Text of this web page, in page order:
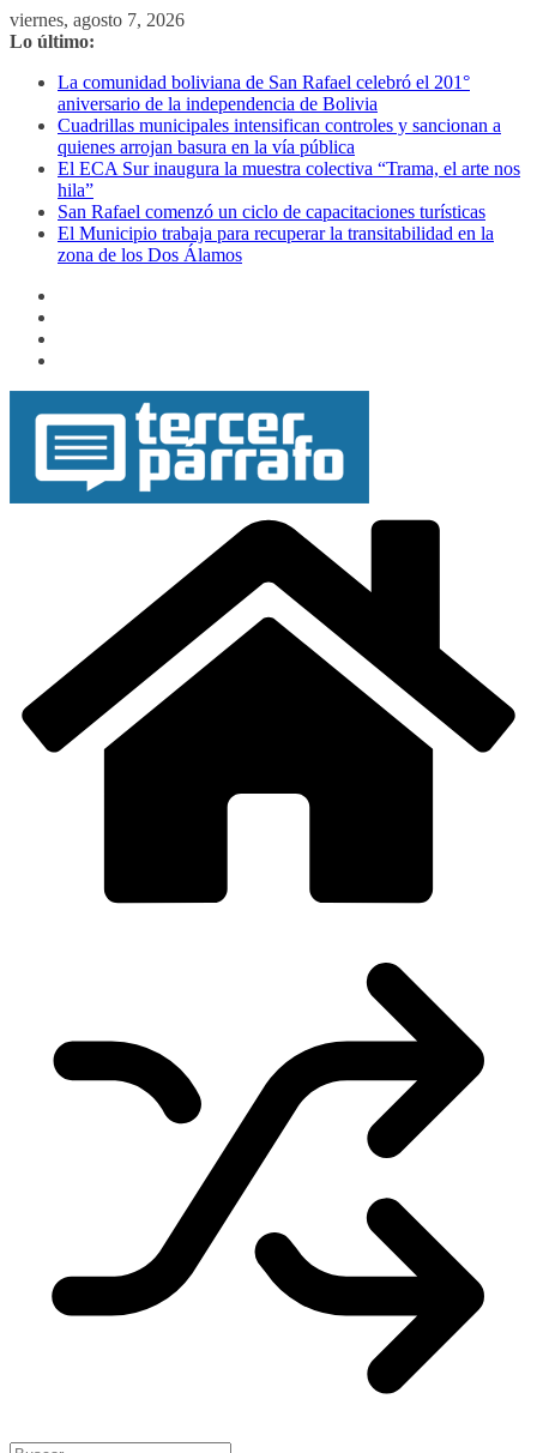
Saltar
al
viernes, agosto 7, 2026
Lo último:
La comunidad boliviana de San Rafael celebró el 201°
aniversario de la independencia de Bolivia
Cuadrillas municipales intensifican controles y sancionan a
quienes arrojan basura en la vía pública
El ECA Sur inaugura la muestra colectiva “Trama, el arte nos
hila”
San Rafael comenzó un ciclo de capacitaciones turísticas
El Municipio trabaja para recuperar la transitabilidad en la
zona de los Dos Álamos